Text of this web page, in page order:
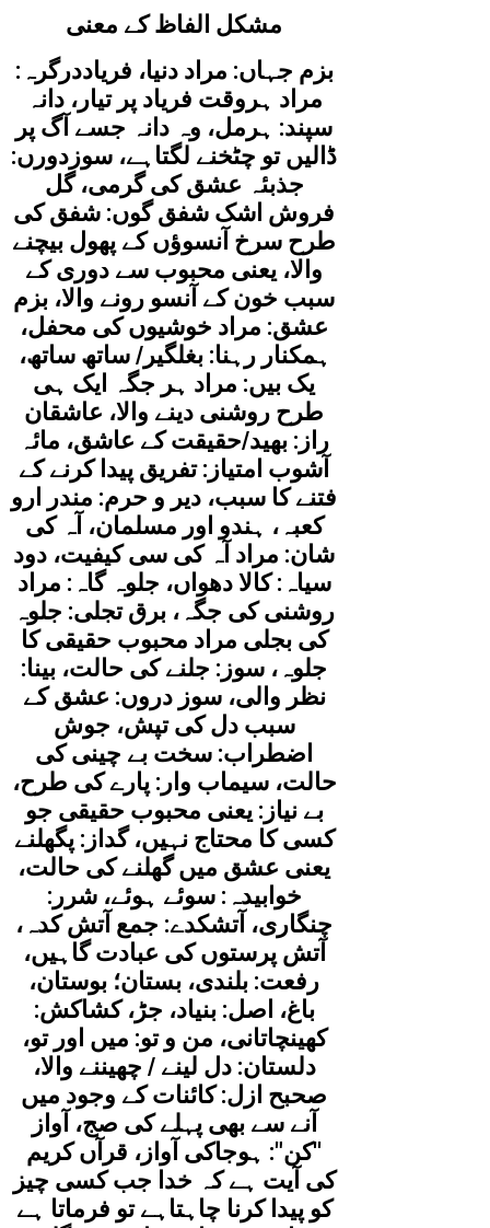
مشکل الفاظ کے معنی
بزم جہاں: مراد دنیا، فریاددرگرہ:
مراد ہروقت فریاد پر تیار، دانہ
سپند: ہرمل، وہ دانہ جسے آگ پر
ڈالیں تو چٹخنے لگتاہے، سوزدورں:
جذبئہ عشق کی گرمی، گل
فروش اشک شفق گوں: شفق کی
طرح سرخ آنسوؤں کے پھول بیچنے
والا، یعنی محبوب سے دوری کے
سبب خون کے آنسو رونے والا، بزم
عشق: مراد خوشیوں کی محفل،
ہمکنار رہنا: بغلگیر/ ساتھ ساتھ،
یک بیں: مراد ہر جگہ ایک ہی
طرح روشنی دینے والا، عاشقان
راز: بھید/حقیقت کے عاشق، مائہ
آشوب امتیاز: تفریق پیدا کرنے کے
فتنے کا سبب، دیر و حرم: مندر ارو
کعبہ، ہندو اور مسلمان، آہ کی
شان: مراد آہ کی سی کیفیت، دود
سیاہ: کالا دھواں، جلوہ گاہ: مراد
روشنی کی جگہ، برق تجلی: جلوہ
کی بجلی مراد محبوب حقیقی کا
جلوہ، سوز: جلنے کی حالت، بینا:
نظر والی، سوز دروں: عشق کے
سبب دل کی تپش، جوش
اضطراب: سخت بے چینی کی
حالت، سیماب وار: پارے کی طرح،
بے نیاز: یعنی محبوب حقیقی جو
کسی کا محتاج نہیں، گداز: پگھلنے
یعنی عشق میں گھلنے کی حالت،
خوابیدہ: سوئے ہوئے، شرر:
چنگاری، آتشکدے: جمع آتش کدہ،
آتش پرستوں کی عبادت گاہیں،
رفعت: بلندی، بستان؛ بوستان،
باغ، اصل: بنیاد، جڑ، کشاکش:
کھینچاتانی، من و تو: میں اور تو،
دلستان: دل لینے / چھیننے والا،
صحبح ازل: کائنات کے وجود میں
آنے سے بھی پہلے کی صج، آواز
''کن": ہوجاکی آواز، قرآں کریم
کی آیت ہے کہ خدا جب کسی چیز
کو پیدا کرنا چاہتاہے تو فرماتا ہے